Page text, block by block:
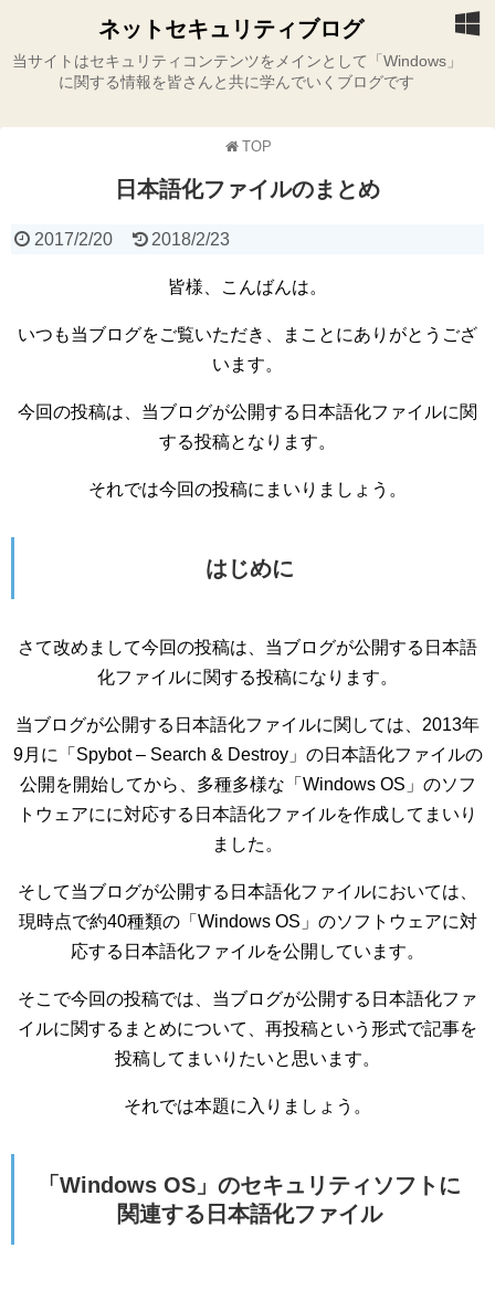
ネットセキュリティブログ
当サイトはセキュリティコンテンツをメインとして「Windows」
に関する情報を皆さんと共に学んでいくブログです
TOP
日本語化ファイルのまとめ
2017/2/20 2018/2/23
皆様、こんばんは。
いつも当ブログをご覧いただき、まことにありがとうござ
います。
今回の投稿は、当ブログが公開する日本語化ファイルに関
する投稿となります。
それでは今回の投稿にまいりましょう。
はじめに
さて改めまして今回の投稿は、当ブログが公開する日本語
化ファイルに関する投稿になります。
当ブログが公開する日本語化ファイルに関しては、2013年
9月に「Spybot – Search & Destroy」の日本語化ファイルの
公開を開始してから、多種多様な「Windows OS」のソフ
トウェアにに対応する日本語化ファイルを作成してまいり
ました。
そして当ブログが公開する日本語化ファイルにおいては、
現時点で約40種類の「Windows OS」のソフトウェアに対
応する日本語化ファイルを公開しています。
そこで今回の投稿では、当ブログが公開する日本語化ファ
イルに関するまとめについて、再投稿という形式で記事を
投稿してまいりたいと思います。
それでは本題に入りましょう。
「Windows OS」のセキュリティソフトに
関連する日本語化ファイル